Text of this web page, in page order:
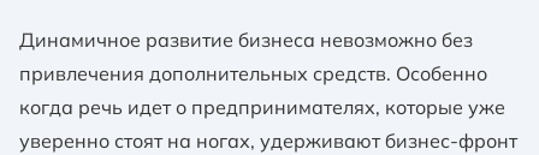
Динамичное развитие бизнеса невозможно без
привлечения дополнительных средств. Особенно
когда речь идет о предпринимателях, которые уже
уверенно стоят на ногах, удерживают бизнес-фронт